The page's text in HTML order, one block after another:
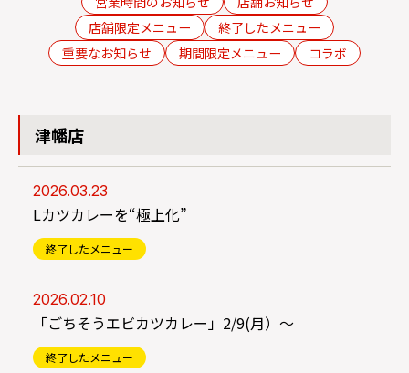
店舗限定メニュー
終了したメニュー
重要なお知らせ
期間限定メニュー コラボ
津幡店
2026.03.23
Lカツカレーを“極上化”
終了したメニュー
2026.02.10
「ごちそうエビカツカレー」2/9(月）～
終了したメニュー